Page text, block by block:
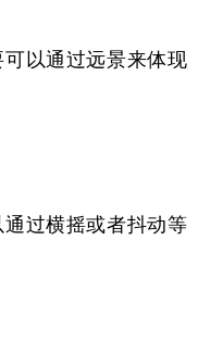
以通过远景来体现
过横摇或者抖动等